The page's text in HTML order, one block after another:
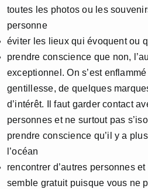
toutes les photos ou les
personne
éviter les lieux qui évoquent ou
prendre conscience que non,
exceptionnel. On s’est
gentillesse, de quelques
d’intérêt. Il faut garder contact
personnes et ne surtout pas
prendre conscience qu’il y a
l’océan
rencontrer d’autres personnes
semble gratuit puisque vous ne